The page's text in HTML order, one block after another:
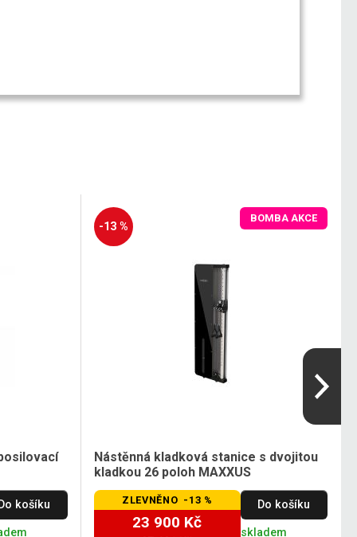
Do košíku
-13 %
BOMBA AKCE
Nástěnná kladková stanice s dvojitou
kladkou 26 poloh MAXXUS
ZLEVNĚNO -13 %
23 900 Kč
Do košíku
skladem